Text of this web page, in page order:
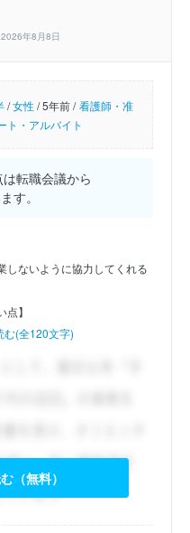
年8月8日
/女性/5年前 / 看護師・准
ト・アルバイト
転職会議から
す。
しないように協力してくれる
】
む(全120文字)
（無料）